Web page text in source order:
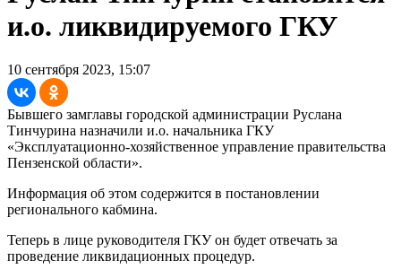
и.о. ликвидируемого ГКУ
10 сентября 2023, 15:07
Бывшего замглавы городской администрации Руслана
Тинчурина назначили и.о. начальника ГКУ
«Эксплуатационно-хозяйственное управление правительства
Пензенской области».
Информация об этом содержится в постановлении
регионального кабмина.
Теперь в лице руководителя ГКУ он будет отвечать за
проведение ликвидационных процедур.